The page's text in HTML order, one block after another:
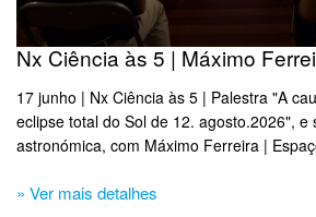
Nx Ciência às 5 | Máximo
17 junho | Nx Ciência às 5 | Palestra "A
eclipse total do Sol de 12. agosto.2026", e
astronómica, com Máximo Ferreira |
» Ver mais detalhes